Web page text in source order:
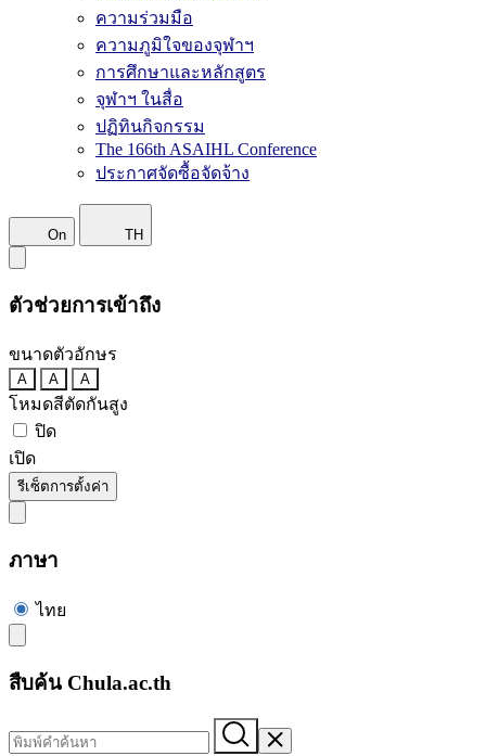
ความร่วมมือ
ความภูมิใจของจุฬาฯ
การศึกษาและหลักสูตร
จุฬาฯ ในสื่อ
ปฏิทินกิจกรรม
The 166th ASAIHL Conference
ประกาศจัดซื้อจัดจ้าง
On TH
ตัวช่วยการเข้าถึง
ขนาดตัวอักษร
A A A
โหมดสีตัดกันสูง
ปิด
เปิด
รีเซ็ตการตั้งค่า
ภาษา
ไทย
สืบค้น Chula.ac.th